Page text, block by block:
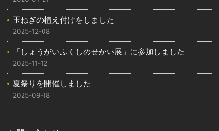
玉ねぎの植え付けをしました
2025-12-08
「しょうがいふくしのせかい展」に参加しました
2025-11-12
夏祭りを開催しました
2025-09-18